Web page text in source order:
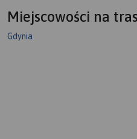
Miejscowości na
Gdynia